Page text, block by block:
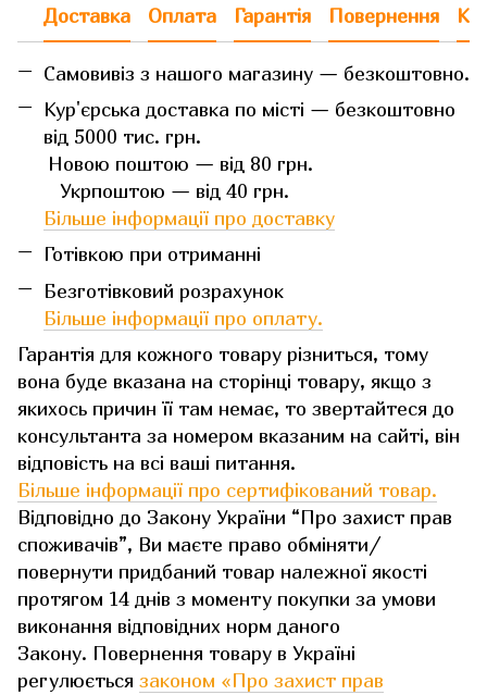
Доставка Оплата Гарантія Повернення
Самовивіз з нашого магазину — безкоштовно.
Кур'єрська доставка по місті — безкоштовно
від 5000 тис. грн.
Новою поштою — від 80 грн.
Укрпоштою — від 40 грн.
Більше інформації про доставку
Готівкою при отриманні
Безготівковий розрахунок
Більше інформації про оплату.
Гарантія для кожного товару різниться, тому
вона буде вказана на сторінці товару, якщо з
якихось причин її там немає, то звертайтеся до
консультанта за номером вказаним на сайті, він
відповість на всі ваші питання.
Більше інформації про сертифікований товар.
Відповідно до Закону України “Про захист прав
споживачів”, Ви маєте право обміняти/
повернути придбаний товар належної якості
протягом 14 днів з моменту покупки за умови
виконання відповідних норм даного
Закону. Повернення товару в Україні
регулюється законом «Про захист прав